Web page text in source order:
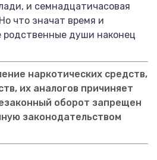
и семнадцатичасовая
что значат время и
родственные души наконец
наркотических средств,
их аналогов причиняет
оборот запрещен
законодательством